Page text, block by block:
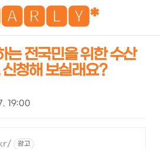
는 전국민을 위한 수산
청해 보실래요?
19:00
광고